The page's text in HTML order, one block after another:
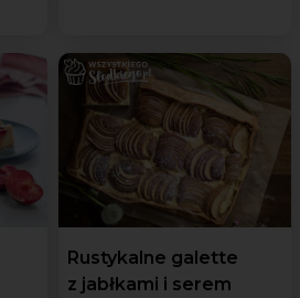
Rustykalne galette
z jabłkami i serem